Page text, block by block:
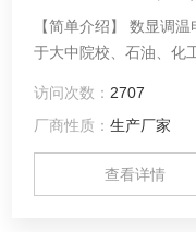
【简单介绍】 数显调
于大中院校、石油、化
电阻丝密封在绝缘层内
面积大，升温快，无明
访问次数： 2707
厂商性质：生产厂家
查看详情